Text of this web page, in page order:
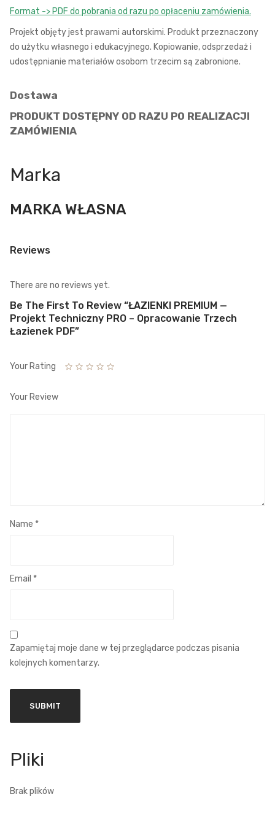
Format -> PDF do pobrania od razu po opłaceniu zamówienia.
Projekt objęty jest prawami autorskimi. Produkt przeznaczony
do użytku własnego i edukacyjnego. Kopiowanie, odsprzedaż i
udostępnianie materiałów osobom trzecim są zabronione.
Dostawa
PRODUKT DOSTĘPNY OD RAZU PO REALIZACJI
ZAMÓWIENIA
Marka
MARKA WŁASNA
Reviews
There are no reviews yet.
Be The First To Review “ŁAZIENKI PREMIUM —
Projekt Techniczny PRO – Opracowanie Trzech
Łazienek PDF”
Your Rating
Your Review
Name *
Email *
Zapamiętaj moje dane w tej przeglądarce podczas pisania
kolejnych komentarzy.
Brak plików